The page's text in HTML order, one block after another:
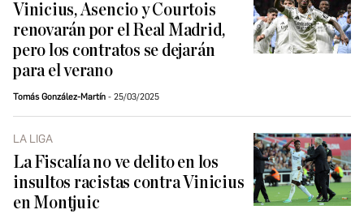
Vinicius, Asencio y Courtois
renovarán por el Real Madrid,
pero los contratos se dejarán
para el verano
Tomás González-Martín 25/03/2025
LA LIGA
La Fiscalía no ve delito en los
insultos racistas contra Vinicius
en Montjuic